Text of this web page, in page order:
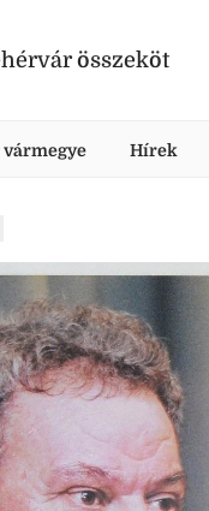
összeköt
vármegye Hírek